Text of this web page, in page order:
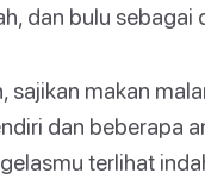
dan bulu sebagai
sajikan makan
dan beberapa
terlihat